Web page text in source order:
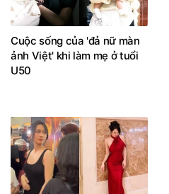
Cuộc sống của 'đả nữ màn
ảnh Việt' khi làm mẹ ở tuổi
U50